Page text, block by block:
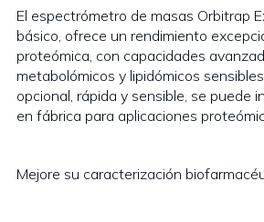
El espectrómetro de masas Orbitrap
básico, ofrece un rendimiento
proteómica, con capacidades
metabolómicos y lipidómicos
opcional, rápida y sensible, se puede
en fábrica para aplicaciones
Mejore su caracterización